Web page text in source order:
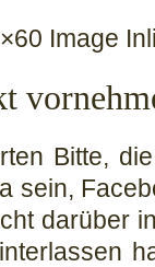
Image
Bitte,
sein,
darüber